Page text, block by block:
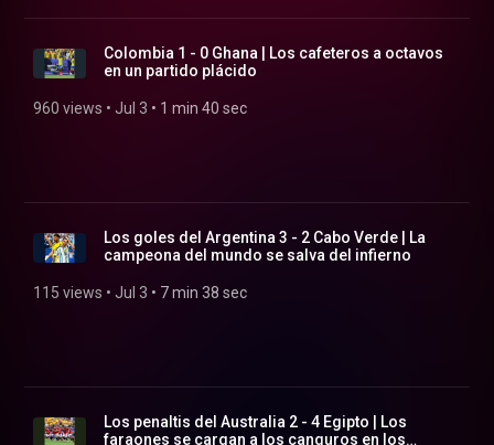
Colombia 1 - 0 Ghana | Los cafeteros a octavos
en un partido plácido
960 views • Jul 3 • 1 min 40 sec
Los goles del Argentina 3 - 2 Cabo Verde | La
campeona del mundo se salva del infierno
115 views • Jul 3 • 7 min 38 sec
Los penaltis del Australia 2 - 4 Egipto | Los
faraones se cargan a los canguros en los